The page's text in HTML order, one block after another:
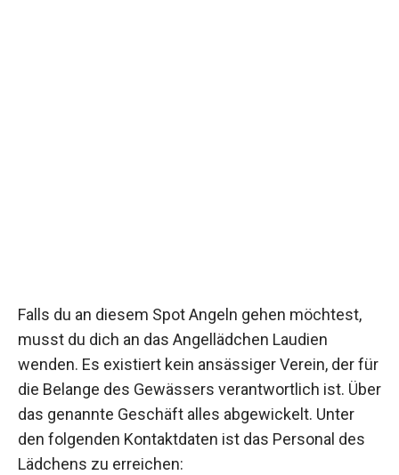
Falls du an diesem Spot Angeln gehen möchtest,
musst du dich an das Angellädchen Laudien
wenden. Es existiert kein ansässiger Verein, der für
die Belange des Gewässers verantwortlich ist. Über
das genannte Geschäft alles abgewickelt. Unter
den folgenden Kontaktdaten ist das Personal des
Lädchens zu erreichen: